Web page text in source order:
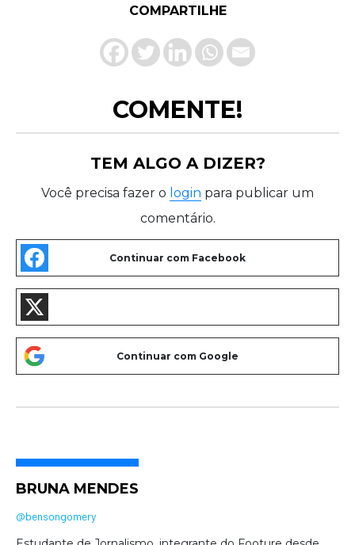
COMPARTILHE
COMENTE!
TEM ALGO A DIZER?
Você precisa fazer o login para publicar um
comentário.
BRUNA MENDES
@bensongomery